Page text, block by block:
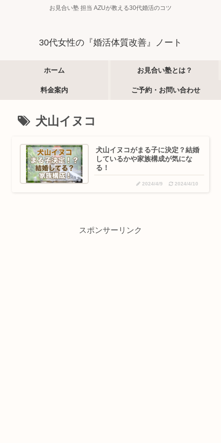
お見合い塾 担当 AZUが教える30代婚活のコツ
30代女性の『婚活体質改善』ノート
ホーム お見合い塾とは？
料金案内 ご予約・お問い合わせ
犬山イヌコ
犬山イヌコがまる子に決定？結婚
しているかや家族構成が気にな
る！
2024/4/9 2024/4/10
スポンサーリンク